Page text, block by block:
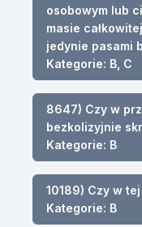
osobowym lub
masie
jedynie pasami
Kategorie: B, C
8647) Czy w
bezkolizyjnie
Kategorie: B
10189) Czy w
Kategorie: B